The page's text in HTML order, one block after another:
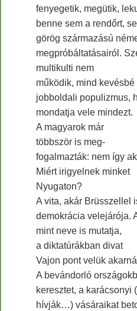
fenyegetik, megütik,
benne sem a rendőrt,
görög származású
megpróbáltatásairól.
multikulti nem
működik, mind
jobboldali populizmus,
mondatja vele mindezt.
A magyarok már
többször is meg-
fogalmazták: nem így
Miért irigyelnek minket
Nyugaton?
A vita, akár Brüsszellel
demokrácia velejárója.
mint neve is mutatja,
a diktatúrákban divat
Vajon pont velük
A bevándorló
keresztet, a karácsonyi
hívják…) vásáraikat